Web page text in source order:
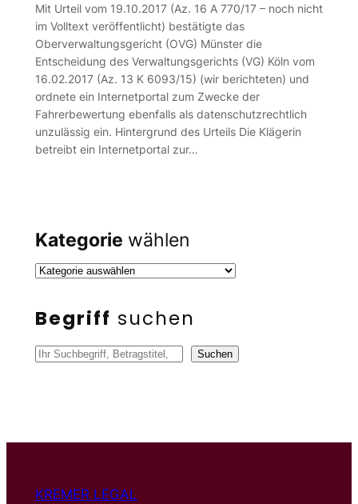
Mit Urteil vom 19.10.2017 (Az. 16 A 770/17 – noch nicht
im Volltext veröffentlicht) bestätigte das
Oberverwaltungsgericht (OVG) Münster die
Entscheidung des Verwaltungsgerichts (VG) Köln vom
16.02.2017 (Az. 13 K 6093/15) (wir berichteten) und
ordnete ein Internetportal zum Zwecke der
Fahrerbewertung ebenfalls als datenschutzrechtlich
unzulässig ein. Hintergrund des Urteils Die Klägerin
betreibt ein Internetportal zur…
Kategorie wählen
Begriff suchen
S
n
Suchen
KREMER LEGAL